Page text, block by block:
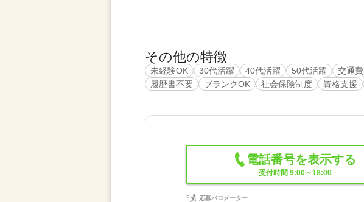
その他の特徴
未経験OK 30代活躍 40代活躍 50代活躍 交通費
履歴書不要
ブランクOK 社会保険制度 資格支援
電話番号を表示する
受付時間 9:00～18:00
応募バロメーター